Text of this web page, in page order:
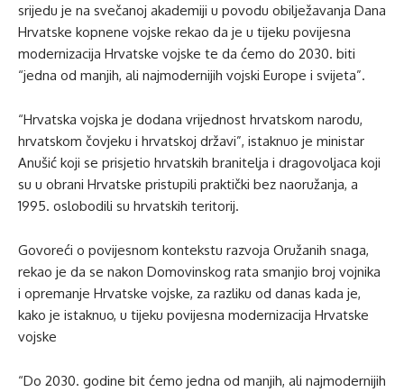
srijedu je na svečanoj akademiji u povodu obilježavanja Dana
Hrvatske kopnene vojske rekao da je u tijeku povijesna
modernizacija Hrvatske vojske te da ćemo do 2030. biti
“jedna od manjih, ali najmodernijih vojski Europe i svijeta”.
“Hrvatska vojska je dodana vrijednost hrvatskom narodu,
hrvatskom čovjeku i hrvatskoj državi”, istaknuo je ministar
Anušić koji se prisjetio hrvatskih branitelja i dragovoljaca koji
su u obrani Hrvatske pristupili praktički bez naoružanja, a
1995. oslobodili su hrvatskih teritorij.
Govoreći o povijesnom kontekstu razvoja Oružanih snaga,
rekao je da se nakon Domovinskog rata smanjio broj vojnika
i opremanje Hrvatske vojske, za razliku od danas kada je,
kako je istaknuo, u tijeku povijesna modernizacija Hrvatske
vojske
“Do 2030. godine bit ćemo jedna od manjih, ali najmodernijih